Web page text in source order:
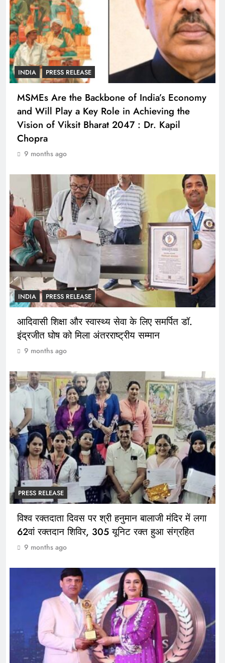
INDIA PRESS RELEASE
MSMEs Are the Backbone of India’s Economy
and Will Play a Key Role in Achieving the
Vision of Viksit Bharat 2047 : Dr. Kapil
Chopra
9 months ago
INDIA PRESS RELEASE
आदिवासी शिक्षा और स्वास्थ्य सेवा के लिए समर्पित डॉ.
इंद्रजीत घोष को मिला अंतरराष्ट्रीय सम्मान
9 months ago
PRESS RELEASE
विश्व रक्तदाता दिवस पर श्री हनुमान बालाजी मंदिर में लगा
62वां रक्तदान शिविर, 305 यूनिट रक्त हुआ संग्रहित
9 months ago